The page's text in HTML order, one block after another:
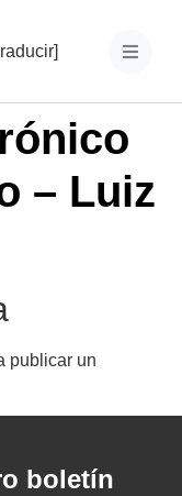
– Luiz
publicar un
boletín